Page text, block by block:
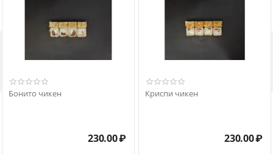
Бонито чикен
230.00₽
Криспи чикен
230.00₽